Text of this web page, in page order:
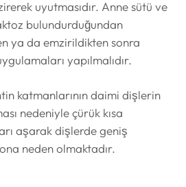
uyutmasıdır. Anne sütü ve
bulundurduğundan
ya da emzirildikten sonra
yapılmalıdır.
katmanlarının daimi dişlerin
nedeniyle çürük kısa
aşarak dişlerde geniş
neden olmaktadır.